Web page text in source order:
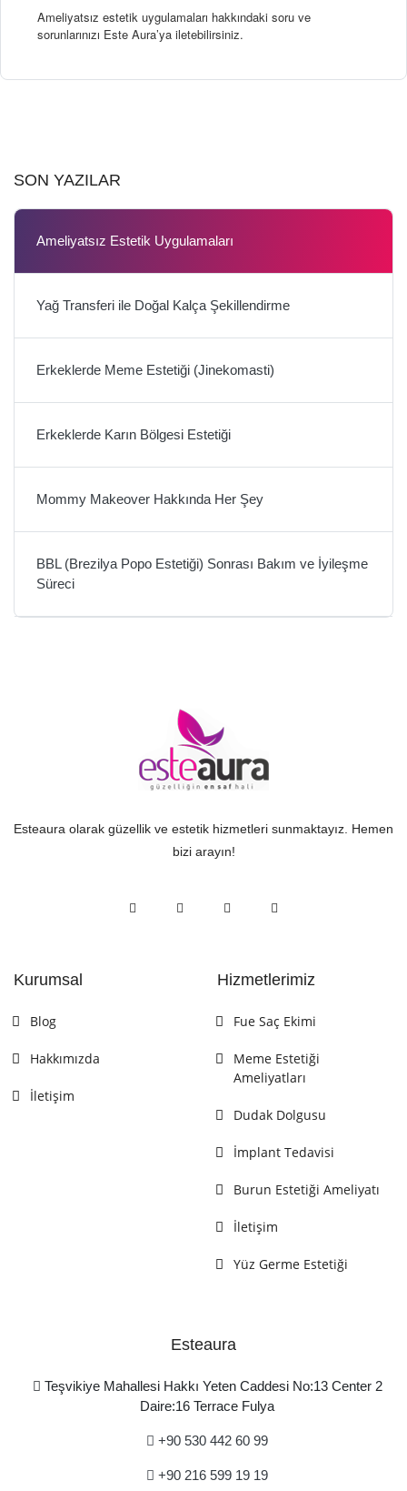
Ameliyatsız estetik uygulamaları hakkındaki soru ve
sorunlarınızı Este Aura’ya iletebilirsiniz.
SON YAZILAR
Ameliyatsız Estetik Uygulamaları
Yağ Transferi ile Doğal Kalça Şekillendirme
Erkeklerde Meme Estetiği (Jinekomasti)
Erkeklerde Karın Bölgesi Estetiği
Mommy Makeover Hakkında Her Şey
BBL (Brezilya Popo Estetiği) Sonrası Bakım ve İyileşme
Süreci
Esteaura olarak güzellik ve estetik hizmetleri sunmaktayız. Hemen
bizi arayın!
Kurumsal
Blog
Hakkımızda
İletişim
Hizmetlerimiz
Fue Saç Ekimi
Meme Estetiği
Ameliyatları
Dudak Dolgusu
İmplant Tedavisi
Burun Estetiği Ameliyatı
İletişim
Yüz Germe Estetiği
Esteaura
Teşvikiye Mahallesi Hakkı Yeten Caddesi No:13 Center 2
Daire:16 Terrace Fulya
+90 530 442 60 99
+90 216 599 19 19